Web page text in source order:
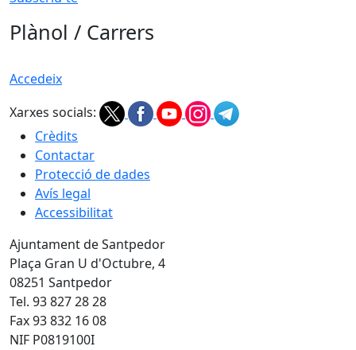
Plànol / Carrers
Accedeix
Xarxes socials:
Crèdits
Contactar
Protecció de dades
Avís legal
Accessibilitat
Ajuntament de Santpedor
Plaça Gran U d'Octubre, 4
08251 Santpedor
Tel. 93 827 28 28
Fax 93 832 16 08
NIF P0819100I